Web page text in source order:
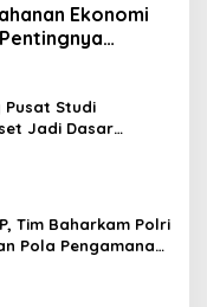
Ekonomi
Studi
Jadi Dasar
Tim Baharkam Polri
Pola Pengamanan
Jabar